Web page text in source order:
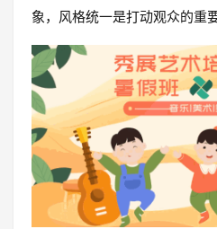
象，风格统一是打动观众的重